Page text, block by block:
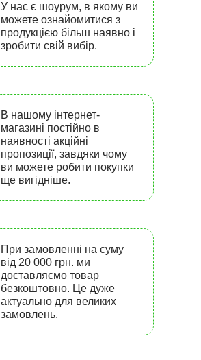
У нас є шоурум, в якому ви
можете ознайомитися з
продукцією більш наявно і
зробити свій вибір.
В нашому інтернет-
магазині постійно в
наявності акційні
пропозиції, завдяки чому
ви можете робити покупки
ще вигідніше.
При замовленні на суму
від 20 000 грн. ми
доставляємо товар
безкоштовно. Це дуже
актуально для великих
замовлень.